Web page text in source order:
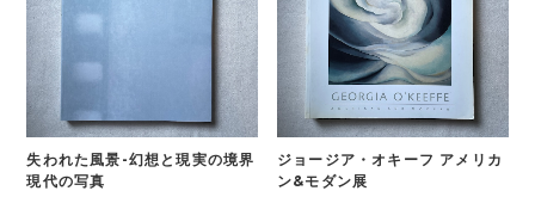
失われた風景-幻想と現実の境界
現代の写真
ジョージア・オキーフ アメリカ
ン&モダン展